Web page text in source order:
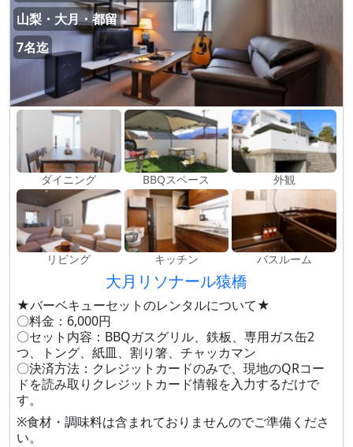
山梨・大月・都留
7名迄
ダイニング BBQスペース 外観
リビング キッチン バスルーム
大月リソナール猿橋
★バーベキューセットのレンタルについて★
〇料金：6,000円
〇セット内容：BBQガスグリル、鉄板、専用ガス缶2
つ、トング、紙皿、割り箸、チャッカマン
〇決済方法：クレジットカードのみで、現地のQRコー
ドを読み取りクレジットカード情報を入力するだけで
す。
※食材・調味料は含まれておりませんのでご準備くださ
い。